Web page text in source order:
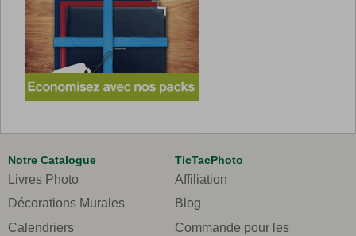
Notre Catalogue
Livres Photo
Décorations Murales
Calendriers
TicTacPhoto
Affiliation
Blog
Commande pour les